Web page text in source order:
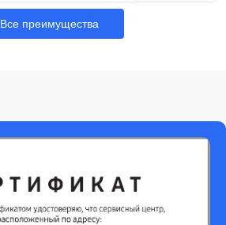
Все преимущества